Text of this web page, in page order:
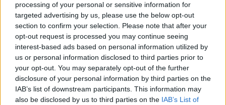
processing of your personal or sensitive information for
targeted advertising by us, please use the below opt-out
section to confirm your selection. Please note that after your
opt-out request is processed you may continue seeing
interest-based ads based on personal information utilized by
us or personal information disclosed to third parties prior to
your opt-out. You may separately opt-out of the further
disclosure of your personal information by third parties on the
IAB’s list of downstream participants. This information may
also be disclosed by us to third parties on the IAB’s List of
02.03.2021
SHOWBIZ
Δεύτερη σοβαρή καταγγελία για τον Παύλο
Χαϊκάλη